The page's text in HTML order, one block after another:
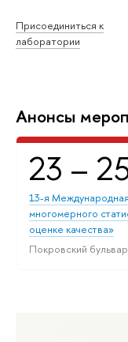
Присоединиться к
лаборатории
Анонсы
23 –
13-я
многомерного
оценке качества»
Покровский